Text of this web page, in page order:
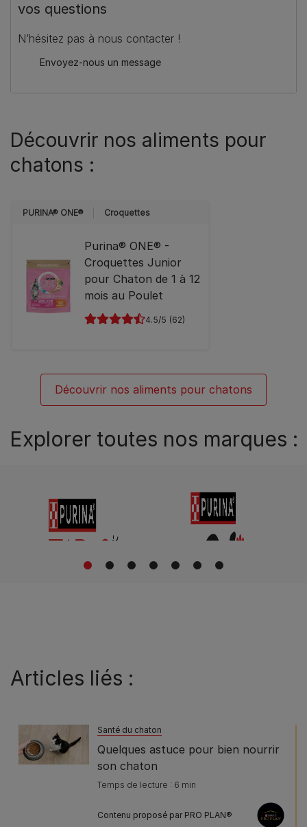
vos questions
N’hésitez pas à nous contacter !
Envoyez-nous un message
Découvrir nos aliments pour
chatons :
PURINA® ONE® Croquettes
Purina® ONE® -
Croquettes Junior
pour Chaton de 1 à 12
mois au Poulet
4.5 (62)
Découvrir nos aliments pour chatons
Explorer toutes nos marques :
1 2 3 4 5 6 7
Articles liés :
Santé du chaton
Quelques astuce pour bien nourrir
son chaton
Temps de lecture : 6 min
Contenu proposé par PRO PLAN®